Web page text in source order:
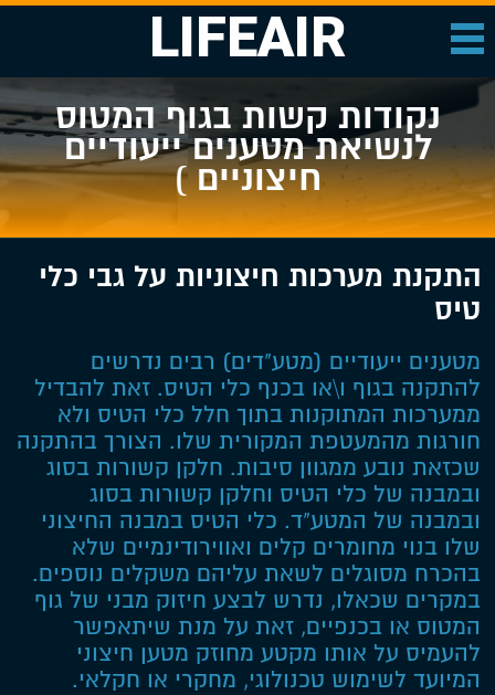
LIFEAIR
נקודות קשות בגוף המטוס
לנשיאת מטענים ייעודיים
חיצוניים )
התקנת מערכות חיצוניות על גבי כלי
טיס
מטענים ייעודיים (מטע"דים) רבים נדרשים
להתקנה בגוף ו\או בכנף כלי הטיס. זאת להבדיל
ממערכות המתוקנות בתוך חלל כלי הטיס ולא
חורגות מהמעטפת המקורית שלו. הצורך בהתקנה
שכזאת נובע ממגוון סיבות. חלקן קשורות בסוג
ובמבנה של כלי הטיס וחלקן קשורות בסוג
ובמבנה של המטע"ד. כלי הטיס במבנה החיצוני
שלו בנוי מחומרים קלים ואווירודינמיים שלא
בהכרח מסוגלים לשאת עליהם משקלים נוספים.
במקרים שכאלו, נדרש לבצע חיזוק מבני של גוף
המטוס או בכנפיים, זאת על מנת שיתאפשר
להעמיס על אותו מקטע מחוזק מטען חיצוני
המיועד לשימוש טכנולוגי, מחקרי או חקלאי.